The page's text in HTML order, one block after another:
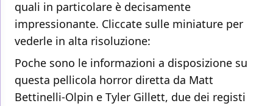
quali in particolare è decisamente
impressionante. Cliccate sulle miniature per
vederle in alta risoluzione:
Poche sono le informazioni a disposizione su
questa pellicola horror diretta da Matt
Bettinelli-Olpin e Tyler Gillett, due dei registi